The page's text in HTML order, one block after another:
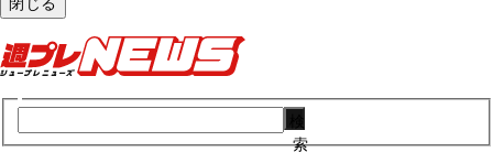
索